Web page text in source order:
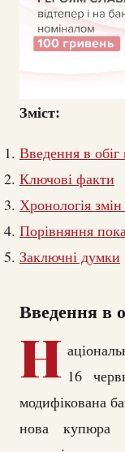
Зміст:
Введення в
Ключові факти
Хронологія
Порівняння
Заключні думки
Введення в
Н 16
модифікована
нова купюра